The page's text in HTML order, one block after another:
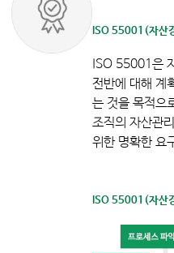
ISO 55001(자산
ISO 55001은
전반에 대해 계
는 것을 목적으
조직의 자산관
위한 명확한 요
ISO 55001(자산